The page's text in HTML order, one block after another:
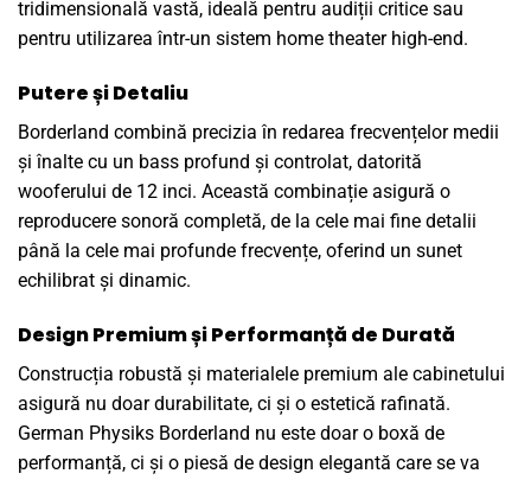
tridimensională vastă, ideală pentru audiții critice sau
pentru utilizarea într-un sistem home theater high-end.
Putere și Detaliu
Borderland combină precizia în redarea frecvențelor medii
și înalte cu un bass profund și controlat, datorită
wooferului de 12 inci. Această combinație asigură o
reproducere sonoră completă, de la cele mai fine detalii
până la cele mai profunde frecvențe, oferind un sunet
echilibrat și dinamic.
Design Premium și Performanță de Durată
Construcția robustă și materialele premium ale cabinetului
asigură nu doar durabilitate, ci și o estetică rafinată.
German Physiks Borderland nu este doar o boxă de
performanță, ci și o piesă de design elegantă care se va